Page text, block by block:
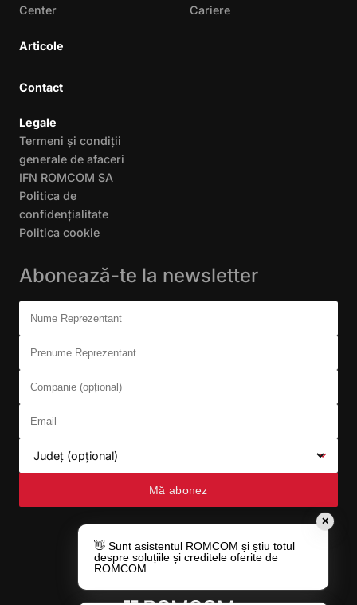
Center
Articole
Cariere
Contact
Legale
Termeni și condiții
generale de afaceri
IFN ROMCOM SA
Politica de
confidențialitate
Politica cookie
Abonează-te la newsletter
Don't fill this out:
Nume Reprezentant
Prenume Reprezentant
Companie (opțional)
Email
Județ (opțional)
Mă abonez
✕
👋 Sunt asistentul ROMCOM și știu totul
despre soluțiile și creditele oferite de
ROMCOM.